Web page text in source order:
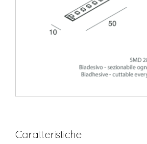
Caratteristiche